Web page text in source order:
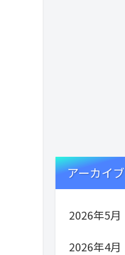
アーカイブ
2026年5月
2026年4月